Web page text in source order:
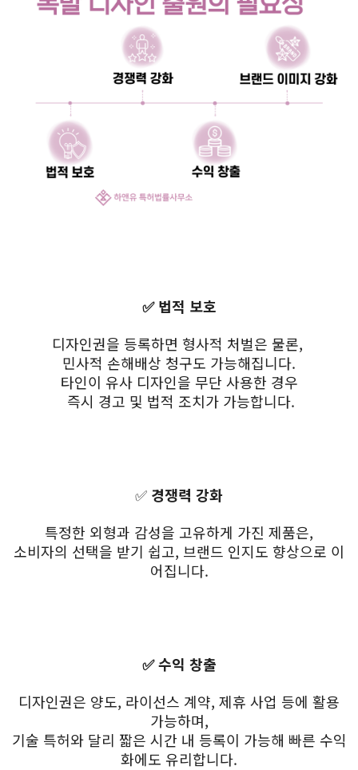
✅ 법적 보호
디자인권을 등록하면 형사적 처벌은 물론,
민사적 손해배상 청구도 가능해집니다.
타인이 유사 디자인을 무단 사용한 경우
즉시 경고 및 법적 조치가 가능합니다.
✅ 경쟁력 강화
특정한 외형과 감성을 고유하게 가진 제품은,
소비자의 선택을 받기 쉽고, 브랜드 인지도 향상으로 이
어집니다.
✅ 수익 창출
디자인권은 양도, 라이선스 계약, 제휴 사업 등에 활용
가능하며,
기술 특허와 달리 짧은 시간 내 등록이 가능해 빠른 수익
화에도 유리합니다.